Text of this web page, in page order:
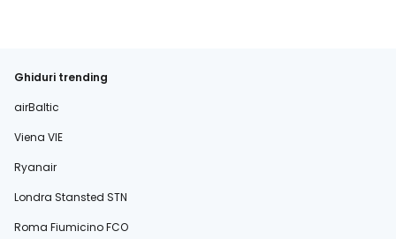
Ghiduri trending
airBaltic
Viena VIE
Ryanair
Londra Stansted STN
Roma Fiumicino FCO